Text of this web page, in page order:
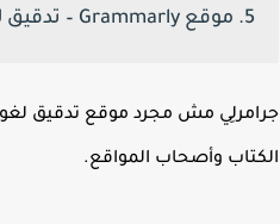
5. موقع Grammarly – تدقيق لغوي وكتابة صحيحة
جرامرلِي مش مجرد موقع تدقيق
الكتاب وأصحاب المواقع.